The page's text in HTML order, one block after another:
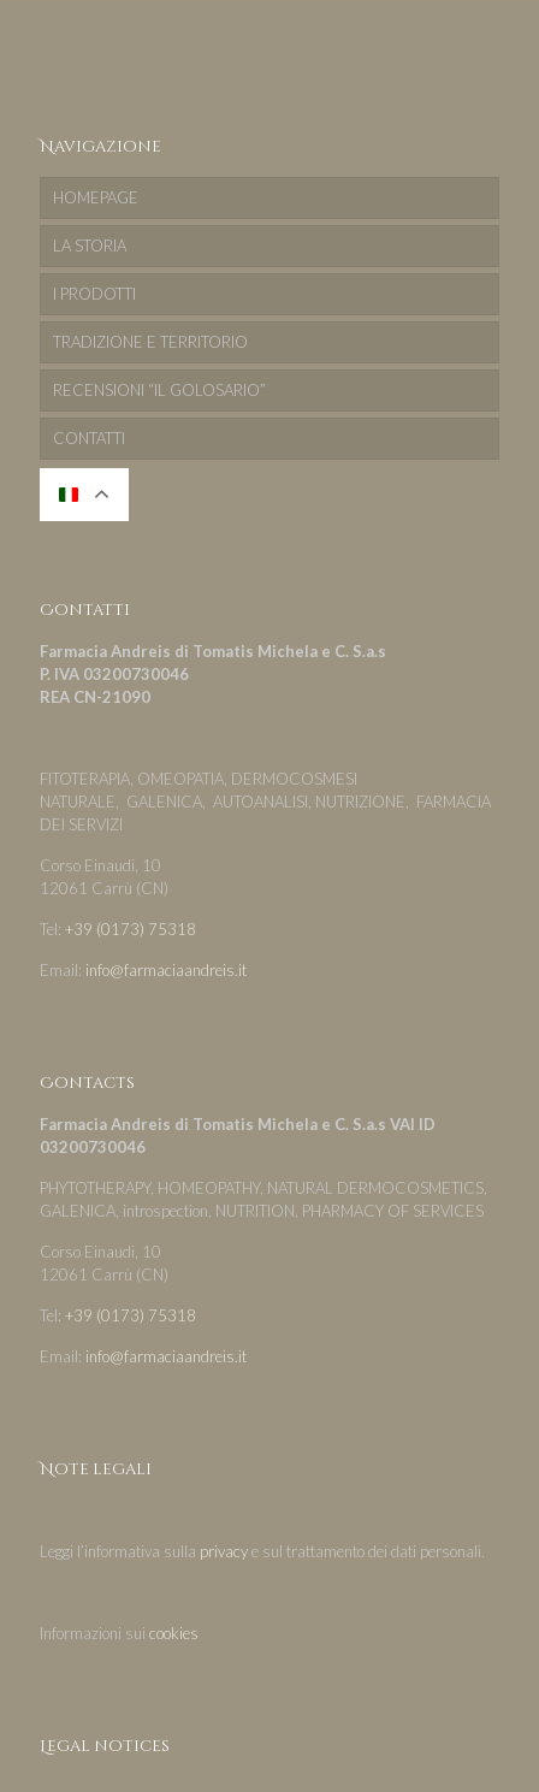
Navigazione
HOMEPAGE
LA STORIA
I PRODOTTI
TRADIZIONE E TERRITORIO
RECENSIONI “IL GOLOSARIO”
CONTATTI
Contatti
Farmacia Andreis di Tomatis Michela e C. S.a.s
P. IVA 03200730046
REA CN-21090
FITOTERAPIA, OMEOPATIA, DERMOCOSMESI
NATURALE, GALENICA, AUTOANALISI, NUTRIZIONE, FARMACIA
DEI SERVIZI
Corso Einaudi, 10
12061 Carrù (CN)
Tel: +39 (0173) 75318
Email: info@farmaciaandreis.it
Contacts
Farmacia Andreis di Tomatis Michela e C. S.a.s VAI ID
03200730046
PHYTOTHERAPY, HOMEOPATHY, NATURAL DERMOCOSMETICS,
GALENICA, introspection, NUTRITION, PHARMACY OF SERVICES
Corso Einaudi, 10
12061 Carrù (CN)
Tel: +39 (0173) 75318
Email: info@farmaciaandreis.it
Note legali
Leggi l’informativa sulla privacye sul trattamento dei dati personali.
Informazioni sui cookies
Legal notices